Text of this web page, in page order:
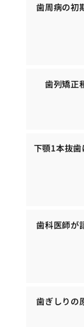
歯周病の初
歯列矯正
下顎1本抜
歯科医師が
歯ぎしりの